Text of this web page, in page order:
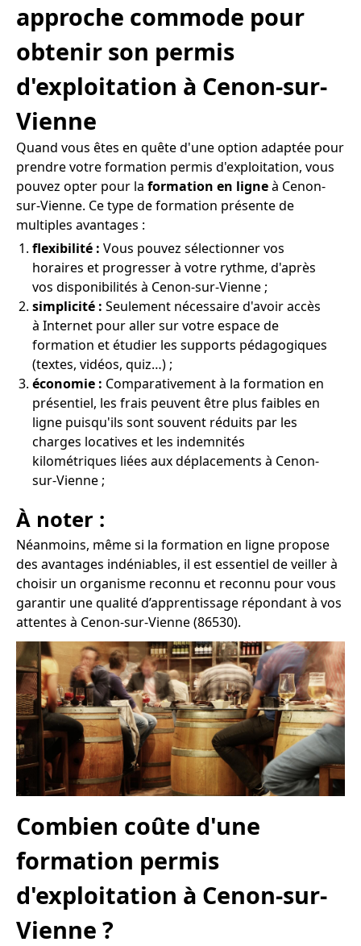
approche commode pour
obtenir son permis
d'exploitation à Cenon-sur-
Vienne
Quand vous êtes en quête d'une option adaptée pour
prendre votre formation permis d'exploitation, vous
pouvez opter pour la formation en ligneà Cenon-
sur-Vienne. Ce type de formation présente de
multiples avantages :
flexibilité : Vous pouvez sélectionner vos
horaires et progresser à votre rythme, d'après
vos disponibilités à Cenon-sur-Vienne ;
simplicité : Seulement nécessaire d'avoir accès
à Internet pour aller sur votre espace de
formation et étudier les supports pédagogiques
(textes, vidéos, quiz…) ;
économie : Comparativement à la formation en
présentiel, les frais peuvent être plus faibles en
ligne puisqu'ils sont souvent réduits par les
charges locatives et les indemnités
kilométriques liées aux déplacements à Cenon-
sur-Vienne ;
À noter :
Néanmoins, même si la formation en ligne propose
des avantages indéniables, il est essentiel de veiller à
choisir un organisme reconnu et reconnu pour vous
garantir une qualité d’apprentissage répondant à vos
attentes à Cenon-sur-Vienne (86530).
Combien coûte d'une
formation permis
d'exploitation à Cenon-sur-
Vienne ?